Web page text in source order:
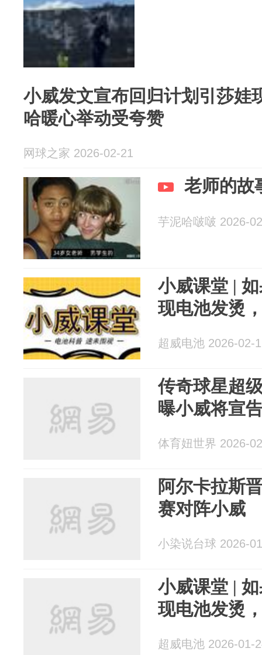
小威发文宣布回归计划引莎娃
哈暖心举动受夸赞
网球之家 2026-02-21
老师的故
芋泥哈啵啵 2026-
小威课堂 |
现电池发烫
超威电池 2026-02-
传奇球星超
曝小威将宣
体育妞世界 2026-
阿尔卡拉斯
赛对阵小威
小染说台球 2026-
小威课堂 |
现电池发烫
超威电池 2026-01-